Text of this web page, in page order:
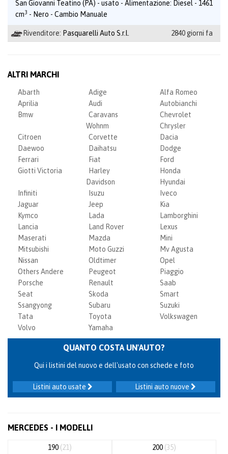
San Giovanni Teatino (PA) - usato - Alimentazione: Diesel - 1461
cm3 - Nero - Cambio Manuale
Rivenditore: Pasquarelli Auto S.r.l. 2840 giorni fa
ALTRI MARCHI
Abarth Adige
Alfa Romeo
Aprilia
Audi
Autobianchi
Bmw
Caravans
Wohnm
Chevrolet
Chrysler
Citroen
Corvette
Dacia
Daewoo
Daihatsu
Dodge
Ferrari
Fiat
Ford
Giotti Victoria
Harley
Davidson
Honda
Hyundai
Infiniti
Isuzu
Iveco
Jaguar
Jeep
Kia
Kymco
Lada
Lamborghini
Lancia
Land Rover
Lexus
Maserati
Mazda
Mini
Mitsubishi
Moto Guzzi
Mv Agusta
Nissan
Oldtimer
Opel
Others Andere
Peugeot
Piaggio
Porsche
Renault
Saab
Seat
Skoda
Smart
Ssangyong
Subaru
Suzuki
Tata
Toyota
Volkswagen
Volvo
Yamaha
QUANTO COSTA UN'AUTO?
Qui i listini del nuovo e dell'usato con schede e foto
Listini auto nuove
Listini auto usate
MERCEDES - I MODELLI
190 (21) 200 (35)